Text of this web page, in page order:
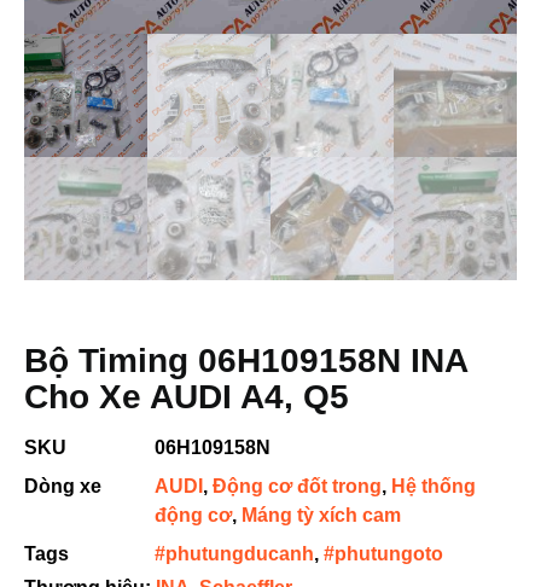
Bộ Timing 06H109158N INA
Cho Xe AUDI A4, Q5
SKU
06H109158N
Dòng xe
AUDI , Động cơ đốt trong, Hệ thống
động cơ, Máng tỳ xích cam
Tags
#phutungducanh, #phutungoto